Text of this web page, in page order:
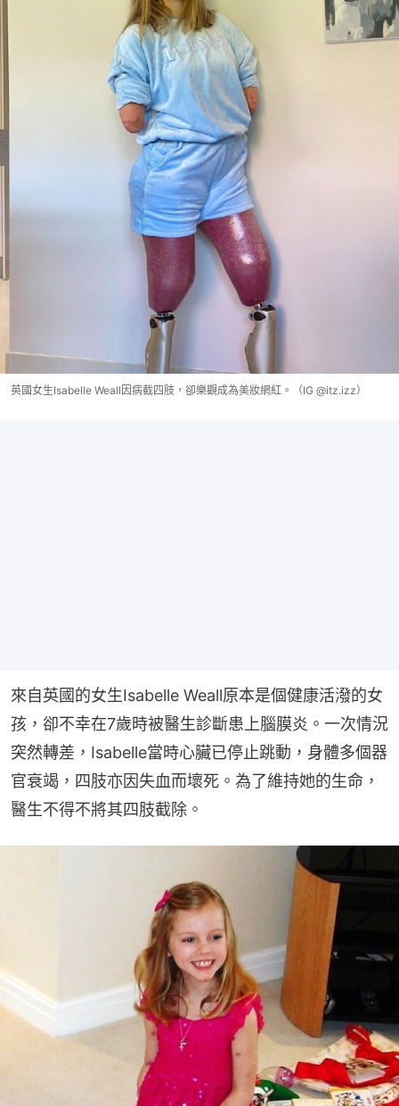
英國女生Isabelle Weall因病截四肢，卻樂觀成為美妝網紅。（IG @itz.izz）
來自英國的女生Isabelle Weall原本是個健康活潑的女
孩，卻不幸在7歲時被醫生診斷患上腦膜炎。一次情況
突然轉差，Isabelle當時心臟已停止跳動，身體多個器
官衰竭，四肢亦因失血而壞死。為了維持她的生命，
醫生不得不將其四肢截除。